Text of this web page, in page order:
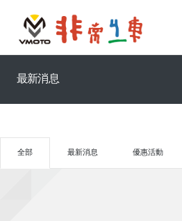
最新消息
全部 最新消息 優惠活動